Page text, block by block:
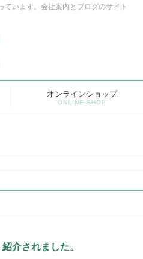
います。会社案内とブログのサイト
オンラインショップ
ONLINE SHOP
介されました。